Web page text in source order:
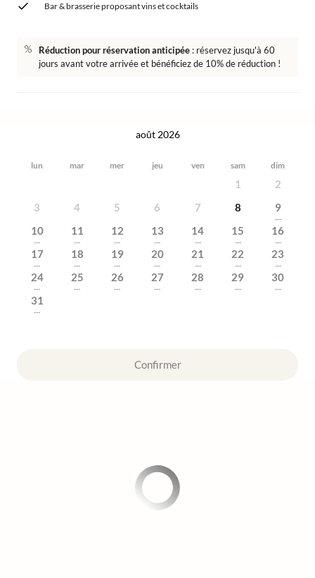
Bar & brasserie proposant vins et cocktails
Réduction pour réservation anticipée : réservez jusqu'à 60
jours avant votre arrivée et bénéficiez de 10% de réduction !
août 2026
lun mar mer jeu ven sam dim
1
2
3
4 5 6 7 8 9
---
10
---
11
---
12
---
13
---
14
---
15
---
16
---
17
---
18
---
19
---
20
---
21
---
22
---
23
---
24
---
25
---
26
---
27
---
28
---
29
---
30
---
31
---
Confirmer